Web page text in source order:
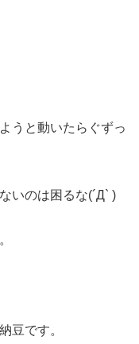
うと動いたらぐずっ
いのは困るな(´Д` )
豆です。